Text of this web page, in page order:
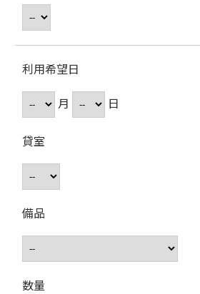
利用希望日
月
日
貸室
備品
数量